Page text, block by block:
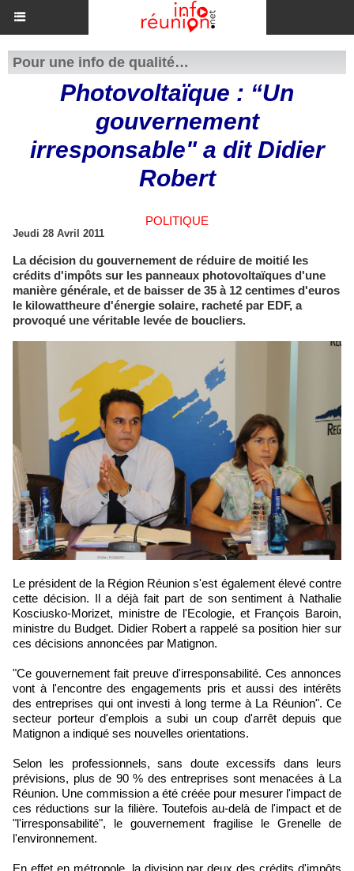
Pour une info de qualité…
Photovoltaïque : “Un
gouvernement
irresponsable" a dit Didier
Robert
POLITIQUE
Jeudi 28 Avril 2011
La décision du gouvernement de réduire de moitié les
crédits d'impôts sur les panneaux photovoltaïques d'une
manière générale, et de baisser de 35 à 12 centimes d'euros
le kilowattheure d'énergie solaire, racheté par EDF, a
provoqué une véritable levée de boucliers.
Le président de la Région Réunion s'est également élevé contre
cette décision. Il a déjà fait part de son sentiment à Nathalie
Kosciusko-Morizet, ministre de l'Ecologie, et François Baroin,
ministre du Budget. Didier Robert a rappelé sa position hier sur
ces décisions annoncées par Matignon.
"Ce gouvernement fait preuve d'irresponsabilité. Ces annonces
vont à l'encontre des engagements pris et aussi des intérêts
des entreprises qui ont investi à long terme à La Réunion". Ce
secteur porteur d'emplois a subi un coup d'arrêt depuis que
Matignon a indiqué ses nouvelles orientations.
Selon les professionnels, sans doute excessifs dans leurs
prévisions, plus de 90 % des entreprises sont menacées à La
Réunion. Une commission a été créée pour mesurer l'impact de
ces réductions sur la filière. Toutefois au-delà de l'impact et de
"l'irresponsabilité", le gouvernement fragilise le Grenelle de
l'environnement.